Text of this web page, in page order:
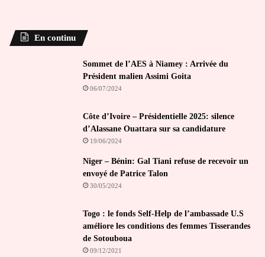
En continu
Sommet de l’AES à Niamey : Arrivée du
Président malien Assimi Goita
06/07/2024
Côte d’Ivoire – Présidentielle 2025: silence
d’Alassane Ouattara sur sa candidature
19/06/2024
Niger – Bénin: Gal Tiani refuse de recevoir un
envoyé de Patrice Talon
30/05/2024
Togo : le fonds Self-Help de l’ambassade U.S
améliore les conditions des femmes Tisserandes
de Sotouboua
09/12/2021